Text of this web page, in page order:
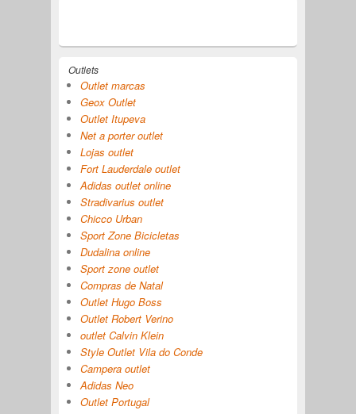
Outlets
Outlet marcas
Geox Outlet
Outlet Itupeva
Net a porter outlet
Lojas outlet
Fort Lauderdale outlet
Adidas outlet online
Stradivarius outlet
Chicco Urban
Sport Zone Bicicletas
Dudalina online
Sport zone outlet
Compras de Natal
Outlet Hugo Boss
Outlet Robert Verino
outlet Calvin Klein
Style Outlet Vila do Conde
Campera outlet
Adidas Neo
Outlet Portugal